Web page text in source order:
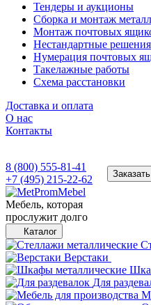
Тендеры и аукционы
Сборка и монтаж
Монтаж почтовых
Нестандартные решения
Нумерация почтовых
Такелажные работы
Схема расстановки
Доставка и оплата
О нас
Контакты
8 (800) 555-81-41
+7 (495) 215-22-62
Мебель, которая
прослужит долго
Каталог
Верстаки
Для